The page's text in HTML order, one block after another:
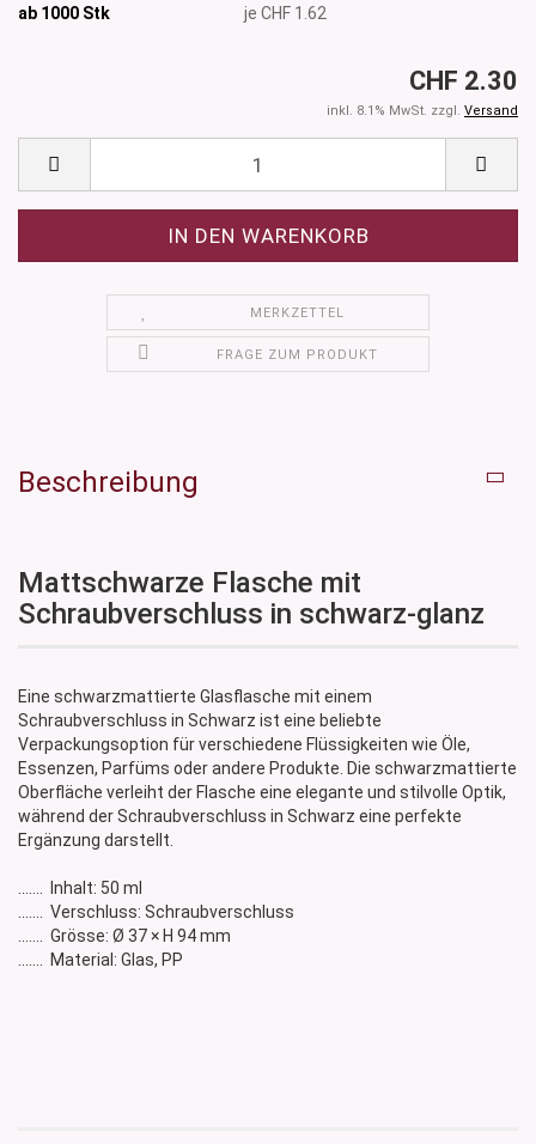
ab 1000 Stk je CHF 1.62
CHF 2.30
inkl. 8.1% MwSt. zzgl. Versand
MERKZETTEL
FRAGE ZUM PRODUKT
Beschreibung
Mattschwarze Flasche mit
Schraubverschluss in schwarz-glanz
Eine schwarzmattierte Glasflasche mit einem
Schraubverschluss in Schwarz ist eine beliebte
Verpackungsoption für verschiedene Flüssigkeiten wie Öle,
Essenzen, Parfüms oder andere Produkte. Die schwarzmattierte
Oberfläche verleiht der Flasche eine elegante und stilvolle Optik,
während der Schraubverschluss in Schwarz eine perfekte
Ergänzung darstellt.
....... Inhalt: 50 ml
....... Verschluss: Schraubverschluss
....... Grösse: Ø 37 × H 94 mm
....... Material: Glas, PP